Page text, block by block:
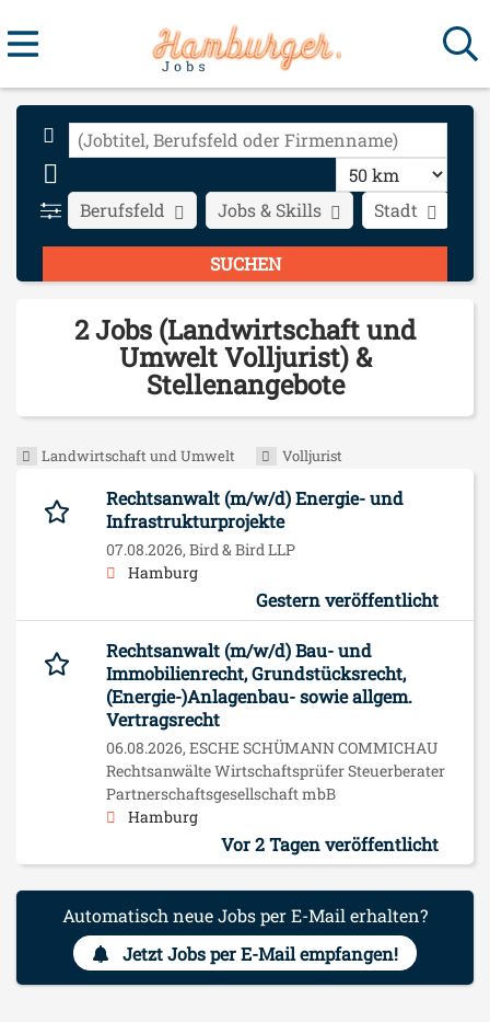
Stadt
Berufsfeld Jobs & Skills
2 Jobs (Landwirtschaft und
Umwelt Volljurist) &
Stellenangebote
Landwirtschaft und Umwelt Volljurist
Rechtsanwalt (m/w/d) Energie- und
Infrastrukturprojekte
07.08.2026, Bird & Bird LLP
Hamburg
Gestern veröffentlicht
Rechtsanwalt (m/w/d) Bau- und
Immobilienrecht, Grundstücksrecht,
(Energie-)Anlagenbau- sowie allgem.
Vertragsrecht
06.08.2026, ESCHE SCHÜMANN COMMICHAU
Rechtsanwälte Wirtschaftsprüfer Steuerberater
Partnerschaftsgesellschaft mbB
Hamburg
Vor 2 Tagen veröffentlicht
Automatisch neue Jobs per E-Mail erhalten?
Jetzt Jobs per E-Mail empfangen!